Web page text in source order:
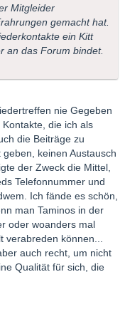
Mitgleider
gemacht hat.
ein Kitt
an das Forum bindet.
nie Gegeben
die ich als
die Beiträge zu
keinen Austausch
der Zweck die Mittel,
Telefonnummer und
Ich fände es schön,
man Taminos in der
oder woanders mal
können...
auch recht, um nicht
Qualität für sich, die